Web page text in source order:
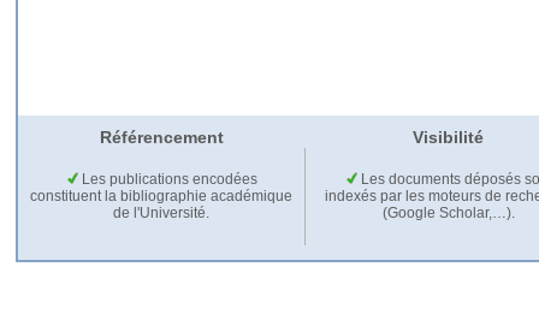
Référencement Visibilité
Les publications encodées
constituent la bibliographie académique
de l'Université.
Les documents déposés
indexés par les moteurs de
(Google Scholar,…).